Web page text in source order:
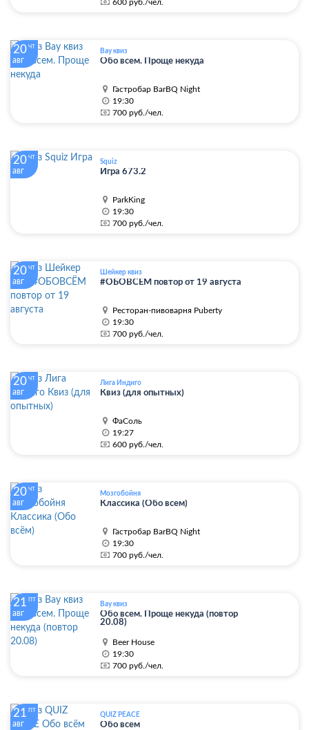
600 руб./чел.
20 ЧТ
авг
Вау квиз
Обо всем. Проще некуда
Гастробар BarBQ Night
19:30
700 руб./чел.
20 ЧТ
авг
Squiz
Игра 673.2
ParkKing
19:30
700 руб./чел.
20 ЧТ
авг
Шейкер квиз
#ОБОВСЁМ повтор от 19 августа
Ресторан-пивоварня Puberty
19:30
700 руб./чел.
20 ЧТ
авг
Лига Индиго
Квиз (для опытных)
ФаСоль
19:27
600 руб./чел.
20 ЧТ
авг
Мозгобойня
Классика (Обо всём)
Гастробар BarBQ Night
19:30
700 руб./чел.
21
авг
Вау квиз
Обо всем. Проще некуда (повтор
20.08)
Beer House
19:30
700 руб./чел.
21
авг
QUIZ PEACE
Обо всём